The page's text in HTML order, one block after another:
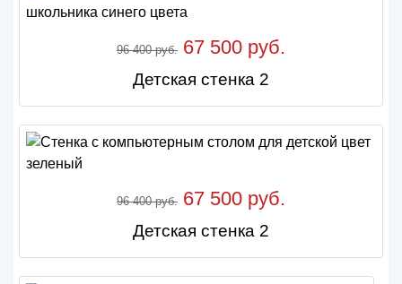
96 400 руб. 67 500 руб.
Детская стенка 2
96 400 руб. 67 500 руб.
Детская стенка 2